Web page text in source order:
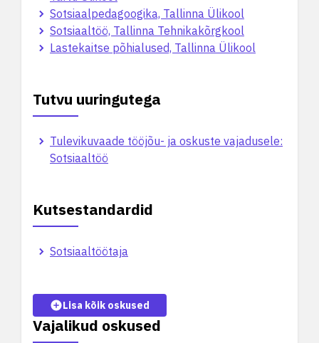
Sotsiaalpedagoogika, Tallinna Ülikool
Sotsiaaltöö, Tallinna Tehnikakõrgkool
Lastekaitse põhialused, Tallinna Ülikool
Tutvu uuringutega
Tulevikuvaade tööjõu- ja oskuste vajadusele:
Sotsiaaltöö
Kutsestandardid
Sotsiaaltöötaja
Vajalikud oskused
Lisa kõik oskused